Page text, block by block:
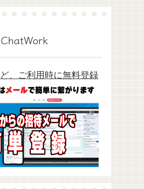
ChatWork
、ご利用時に無料登録